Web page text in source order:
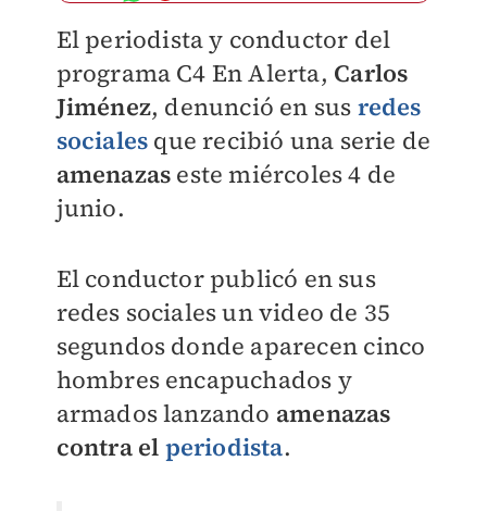
El periodista y conductor del
programa C4 En Alerta, Carlos
Jiménez, denunció en sus redes
sociales que recibió una serie de
amenazas este miércoles 4 de
junio.
El conductor publicó en sus
redes sociales un video de 35
segundos donde aparecen cinco
hombres encapuchados y
armados lanzando amenazas
contra el periodista.